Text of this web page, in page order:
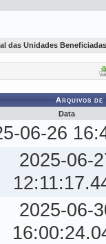
das Unidades
Arquivos
Data
06-26
2025-06-
2025-06-